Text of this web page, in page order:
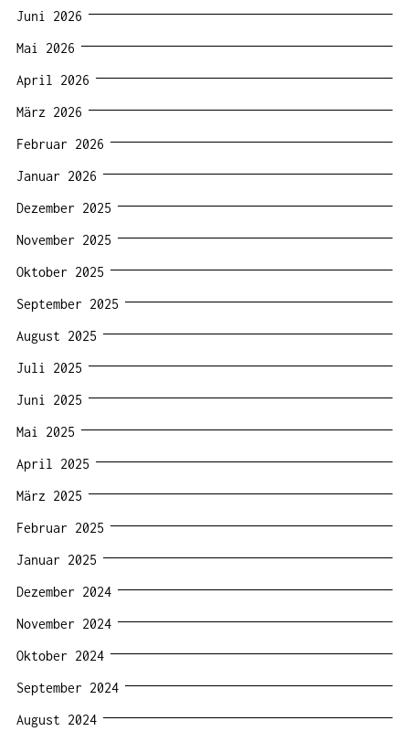
Juni 2026
Mai 2026
April 2026
März 2026
Februar 2026
Januar 2026
Dezember 2025
November 2025
Oktober 2025
September 2025
August 2025
Juli 2025
Juni 2025
Mai 2025
April 2025
März 2025
Februar 2025
Januar 2025
Dezember 2024
November 2024
Oktober 2024
September 2024
August 2024